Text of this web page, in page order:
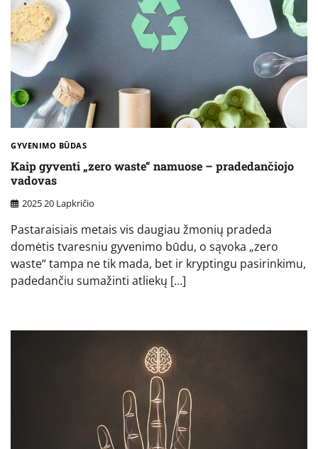
GYVENIMO BŪDAS
Kaip gyventi „zero waste“ namuose – pradedančiojo
vadovas
2025 20 Lapkričio
Pastaraisiais metais vis daugiau žmonių pradeda
domėtis tvaresniu gyvenimo būdu, o sąvoka „zero
waste“ tampa ne tik mada, bet ir kryptingu pasirinkimu,
padedančiu sumažinti atliekų […]